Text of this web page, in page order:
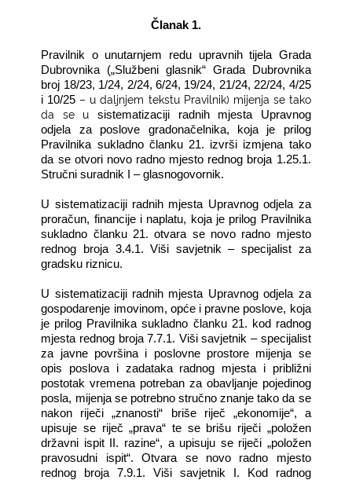
Članak 1.
Pravilnik o unutarnjem redu upravnih tijela Grada
Dubrovnika („Službeni glasnik“ Grada Dubrovnika
broj 18/23, 1/24, 2/24, 6/24, 19/24, 21/24, 22/24, 4/25
i 10/25 – u daljnjem tekstu Pravilnik) mijenja se tako
da se u sistematizaciji radnih mjesta Upravnog
odjela za poslove gradonačelnika, koja je prilog
Pravilnika sukladno članku 21. izvrši izmjena tako
da se otvori novo radno mjesto rednog broja 1.25.1.
Stručni suradnik I – glasnogovornik.
U sistematizaciji radnih mjesta Upravnog odjela za
proračun, financije i naplatu, koja je prilog Pravilnika
sukladno članku 21. otvara se novo radno mjesto
rednog broja 3.4.1. Viši savjetnik – specijalist za
gradsku riznicu.
U sistematizaciji radnih mjesta Upravnog odjela za
gospodarenje imovinom, opće i pravne poslove, koja
je prilog Pravilnika sukladno članku 21. kod radnog
mjesta rednog broja 7.7.1. Viši savjetnik – specijalist
za javne površina i poslovne prostore mijenja se
opis poslova i zadataka radnog mjesta i približni
postotak vremena potreban za obavljanje pojedinog
posla, mijenja se potrebno stručno znanje tako da se
nakon riječi „znanosti“ briše riječ „ekonomije“, a
upisuje se riječ „prava“ te se brišu riječi „položen
državni ispit II. razine“, a upisuju se riječi „položen
pravosudni ispit“. Otvara se novo radno mjesto
rednog broja 7.9.1. Viši savjetnik I. Kod radnog